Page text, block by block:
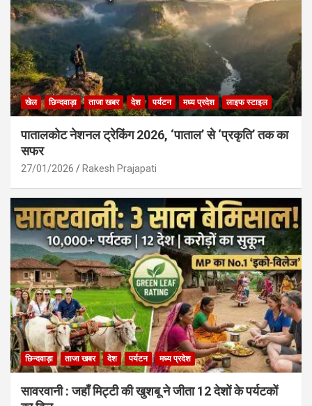
खेल छिन्दवाड़ा ताजा खबर देश पर्यटन मध्य प्रदेश लाइफ स्टाइल
पातालकोट नेशनल ट्रेकिंग 2026, ‘पाताल’ से ‘प्रकृति’ तक का
सफर
27/01/2026 Rakesh Prajapati
छिन्दवाड़ा ताजा खबर देश पर्यटन मध्य प्रदेश
सावरवानी : जहाँ मिट्टी की खुशबू ने जीता 12 देशों के पर्यटकों